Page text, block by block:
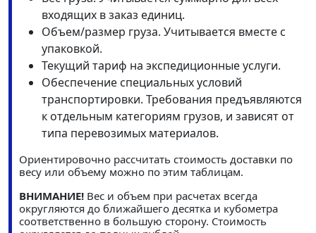
входящих в заказ единиц.
Объем/размер груза. Учитывается вместе с
упаковкой.
Текущий тариф на экспедиционные услуги.
Обеспечение специальных условий
транспортировки. Требования предъявляются
к отдельным категориям грузов, и зависят от
типа перевозимых материалов.
Ориентировочно рассчитать стоимость доставки по
весу или объему можно по этим таблицам.
ВНИМАНИЕ! Вес и объем при расчетах всегда
округляются до ближайшего десятка и кубометра
соответственно в большую сторону. Стоимость